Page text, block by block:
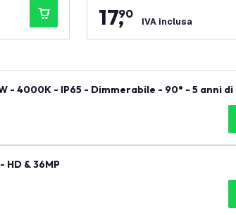
17,
90
IVA inclusa
- IP65 - Dimmerabile - 90° - 5 anni di gar
& 36MP